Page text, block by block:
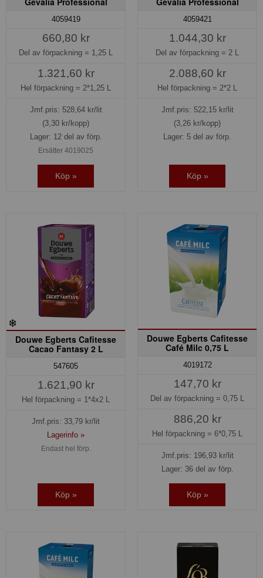
4059419
660,80 kr
Del av förpackning = 1,25 L
1.321,60 kr
Hel förpackning = 2*1,25 L
Jmf.pris: 528,64kr/lit
(3,30 kr/kopp)
Lager: 12 del av förp.
Ersätter 4019025
Köp »
4059421
1.044,30 kr
Del av förpackning = 2 L
2.088,60 kr
Hel förpackning = 2*2 L
Jmf.pris: 522,15kr/lit
(3,26 kr/kopp)
Lager: 5 del av förp.
Köp »
Douwe Egberts Cafitesse
Cacao Fantasy 2 L
547605
1.621,90 kr
Hel förpackning = 1*4x2 L
Jmf.pris: 33,79 kr/lit
Lagerinfo »
Endast hel förp.
Köp »
Douwe Egberts Cafitesse
Café Milc 0,75 L
4019172
147,70 kr
Del av förpackning = 0,75 L
886,20 kr
Hel förpackning = 6*0,75 L
Jmf.pris: 196,93kr/lit
Lager: 36 del av förp.
Köp »